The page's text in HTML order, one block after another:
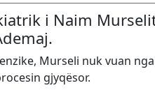
i Naim
Murseli nuk vuan
gjyqësor.